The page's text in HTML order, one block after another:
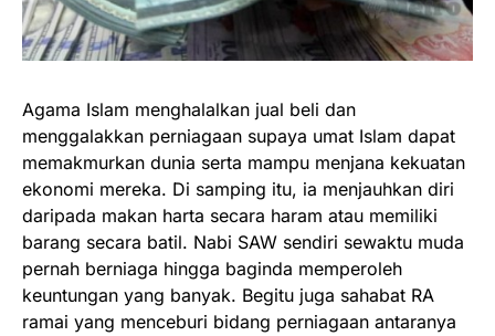
Agama Islam menghalalkan jual beli dan
menggalakkan perniagaan supaya umat Islam dapat
memakmurkan dunia serta mampu menjana kekuatan
ekonomi mereka. Di samping itu, ia menjauhkan diri
daripada makan harta secara haram atau memiliki
barang secara batil. Nabi SAW sendiri sewaktu muda
pernah berniaga hingga baginda memperoleh
keuntungan yang banyak. Begitu juga sahabat RA
ramai yang menceburi bidang perniagaan antaranya